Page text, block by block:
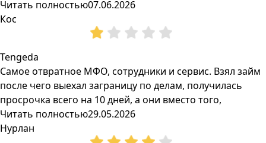
Читать полностью07.06.2026
Кос
Tengeda
Самое отвратное МФО, сотрудники и сервис. Взял займ
после чего выехал заграницу по делам, получилась
просрочка всего на 10 дней, а они вместо того,
Читать полностью29.05.2026
Нурлан